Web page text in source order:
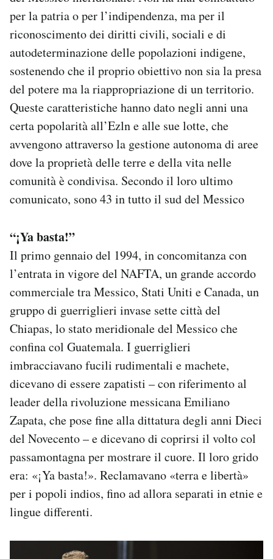
Area Personale
Newsletter
Notifiche mobile
Regala il Post
Hai bisogno di aiuto?
per la patria o per l’indipendenza, ma per il
riconoscimento dei diritti civili, sociali e di
autodeterminazione delle popolazioni indigene,
sostenendo che il proprio obiettivo non sia la presa
del potere ma la riappropriazione di un territorio.
Queste caratteristiche hanno dato negli anni una
certa popolarità all’Ezln e alle sue lotte, che
avvengono attraverso la gestione autonoma di aree
dove la proprietà delle terre e della vita nelle
comunità è condivisa. Secondo il loro ultimo
comunicato, sono 43 in tutto il sud del Messico
“¡Ya basta!”
Il primo gennaio del 1994, in concomitanza con
l’entrata in vigore del NAFTA, un grande accordo
commerciale tra Messico, Stati Uniti e Canada, un
gruppo di guerriglieri invase sette città del
Chiapas, lo stato meridionale del Messico che
confina col Guatemala. I guerriglieri
imbracciavano fucili rudimentali e machete,
dicevano di essere zapatisti – con riferimento al
leader della rivoluzione messicana Emiliano
Zapata, che pose fine alla dittatura degli anni Dieci
del Novecento – e dicevano di coprirsi il volto col
passamontagna per mostrare il cuore. Il loro grido
era: «¡Ya basta!». Reclamavano «terra e libertà»
per i popoli indios, fino ad allora separati in etnie e
lingue differenti.